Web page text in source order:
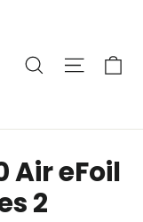
Suche
Air eFoil
2